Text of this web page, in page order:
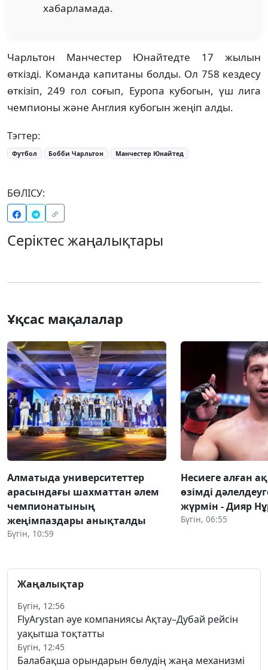
хабарламада.
Чарльтон Манчестер Юнайтедте 17 жылын
өткізді. Команда капитаны болды. Ол 758 кездесу
өткізіп, 249 гол соғып, Еуропа кубогын, үш лига
чемпионы және Англия кубогын жеңіп алды.
Тэгтер:
Футбол Бобби Чарльтон Манчестер Юнайтед
БӨЛІСУ:
Серіктес жаңалықтары
Ұқсас мақалалар
Алматыда университеттер
арасындағы шахматтан әлем
чемпионатының
жеңімпаздары анықталды
Бүгін, 10:59
Несиеге алған
өзімді
жүрмін - Дияр
Бүгін, 06:55
Жаңалықтар
Бүгін, 12:56
FlyArystan әуе компаниясы Ақтау–Дубай рейсін
уақытша тоқтатты
Бүгін, 12:45
Балабақша орындарын бөлудің жаңа механизмі